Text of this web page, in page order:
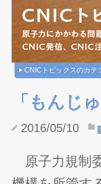
CNICトピックスのカテ
「もんじ
2016/05/10
原子力規制